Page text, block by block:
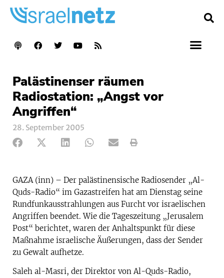
Palästinenser räumen
Radiostation: „Angst vor
Angriffen“
28. September 2005
GAZA (inn) – Der palästinensische Radiosender „Al-
Quds-Radio“ im Gazastreifen hat am Dienstag seine
Rundfunkausstrahlungen aus Furcht vor israelischen
Angriffen beendet. Wie die Tageszeitung „Jerusalem
Post“ berichtet, waren der Anhaltspunkt für diese
Maßnahme israelische Äußerungen, dass der Sender
zu Gewalt aufhetze.
Saleh al-Masri, der Direktor von Al-Quds-Radio,